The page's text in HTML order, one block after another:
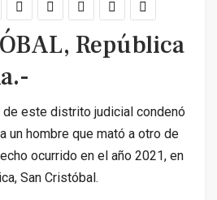
República
de este distrito judicial condenó
un hombre que mató a otro de
ocurrido en el año 2021, en
San Cristóbal.